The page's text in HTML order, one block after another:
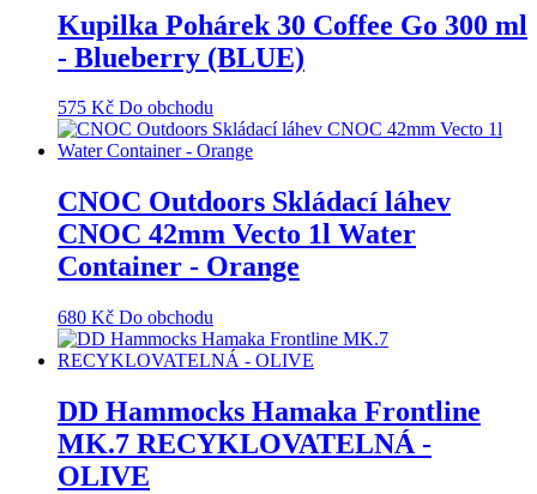
Kupilka Pohárek 30 Coffee Go 300 ml
- Blueberry (BLUE)
575 Kč Do obchodu
CNOC Outdoors Skládací láhev
CNOC 42mm Vecto 1l Water
Container - Orange
680 Kč Do obchodu
DD Hammocks Hamaka Frontline
MK.7 RECYKLOVATELNÁ -
OLIVE